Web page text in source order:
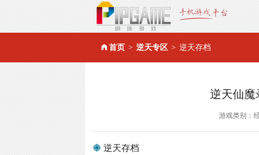
首页 逆天专区 逆天存档
逆天仙魔
游戏类别：
逆天存档